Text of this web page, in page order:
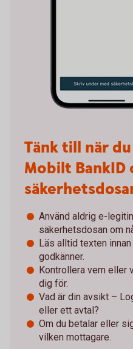
Tänk till när
Mobilt BankID
Använd aldrig e-
säkerhetsdosan om
Läs alltid texten
godkänner.
Kontrollera vem eller
dig för.
Vad är din avsikt –
eller ett avtal?
Om du betalar eller
vilken mottagare.